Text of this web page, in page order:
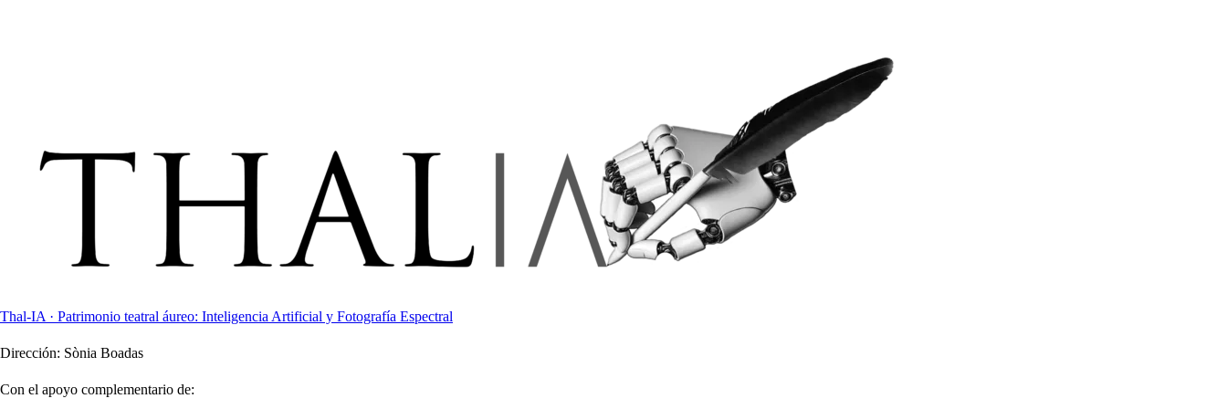
Thal-IA · Patrimonio teatral áureo: Inteligencia Artificial y Fotografía Espectral
Dirección: Sònia Boadas
Con el apoyo complementario de: